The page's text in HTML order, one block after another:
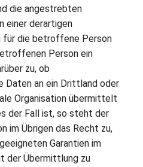
die angestrebten
einer derartigen
für die betroffene Person
Person ein
zu, ob
Daten an ein Drittland oder
Organisation übermittelt
der Fall ist, so steht der
im Übrigen das Recht zu,
Garantien im
der Übermittlung zu